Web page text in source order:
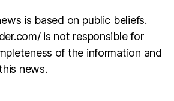
is based on public beliefs.
is not responsible for
of the information and
news.